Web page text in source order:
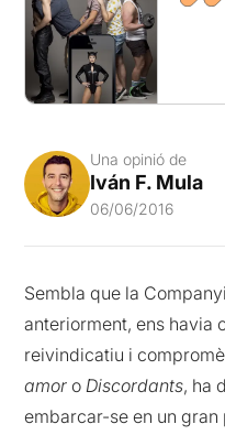
Una opinió de
Iván F. Mula
06/06/2016
Sembla que la
anteriorment, ens havia
reivindicatiu i
amoroDiscordants, ha
embarcar-se en un